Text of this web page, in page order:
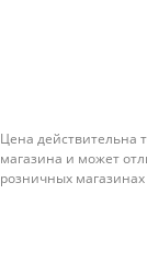
Цена действительна
магазина и может
розничных магазинах